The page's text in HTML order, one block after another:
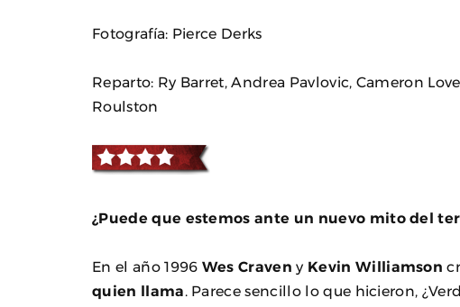
Fotografía: Pierce Derks
Reparto: Ry Barret, Andrea Pavlovic, Cameron
Roulston
¿Puede que estemos ante un nuevo mito del
En el año 1996 Wes Craven y Kevin Williamson
quien llama . Parece sencillo lo que hicieron,